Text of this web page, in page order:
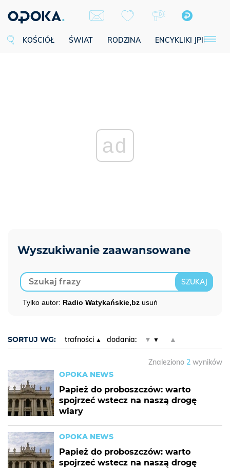
KOŚCIÓŁ ŚWIAT RODZINA ENCYKLIKI JPII
ad
Tylko autor: Radio Watykańskie,bz usuń
SORTUJ WG: trafności dodania: ▼ ▲
Znaleziono 2 wyników
OPOKA NEWS
Papież do proboszczów: warto
spojrzeć wstecz na naszą drogę
wiary
OPOKA NEWS
Papież do proboszczów: warto
spojrzeć wstecz na naszą drogę